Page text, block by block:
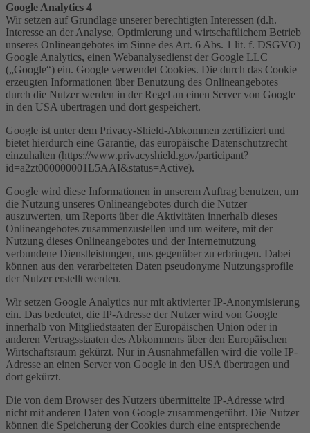
Google Analytics 4
Wir setzen auf Grundlage unserer berechtigten Interessen (d.h.
Interesse an der Analyse, Optimierung und wirtschaftlichem Betrieb
unseres Onlineangebotes im Sinne des Art. 6 Abs. 1 lit. f. DSGVO)
Google Analytics, einen Webanalysedienst der Google LLC
(„Google“) ein. Google verwendet Cookies. Die durch das Cookie
erzeugten Informationen über Benutzung des Onlineangebotes
durch die Nutzer werden in der Regel an einen Server von Google
in den USA übertragen und dort gespeichert.
Google ist unter dem Privacy-Shield-Abkommen zertifiziert und
bietet hierdurch eine Garantie, das europäische Datenschutzrecht
einzuhalten (https://www.privacyshield.gov/participant?
id=a2zt000000001L5AAI&status=Active).
Google wird diese Informationen in unserem Auftrag benutzen, um
die Nutzung unseres Onlineangebotes durch die Nutzer
auszuwerten, um Reports über die Aktivitäten innerhalb dieses
Onlineangebotes zusammenzustellen und um weitere, mit der
Nutzung dieses Onlineangebotes und der Internetnutzung
verbundene Dienstleistungen, uns gegenüber zu erbringen. Dabei
können aus den verarbeiteten Daten pseudonyme Nutzungsprofile
der Nutzer erstellt werden.
Wir setzen Google Analytics nur mit aktivierter IP-Anonymisierung
ein. Das bedeutet, die IP-Adresse der Nutzer wird von Google
innerhalb von Mitgliedstaaten der Europäischen Union oder in
anderen Vertragsstaaten des Abkommens über den Europäischen
Wirtschaftsraum gekürzt. Nur in Ausnahmefällen wird die volle IP-
Adresse an einen Server von Google in den USA übertragen und
dort gekürzt.
Die von dem Browser des Nutzers übermittelte IP-Adresse wird
nicht mit anderen Daten von Google zusammengeführt. Die Nutzer
können die Speicherung der Cookies durch eine entsprechende